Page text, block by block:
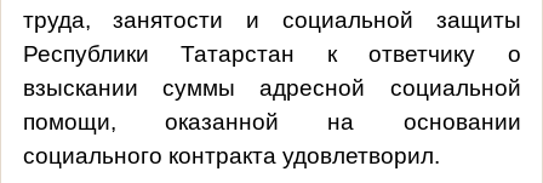
труда, занятости и социальной защиты
Республики Татарстан к ответчику о
взыскании суммы адресной социальной
помощи, оказанной на основании
социального контракта удовлетворил.